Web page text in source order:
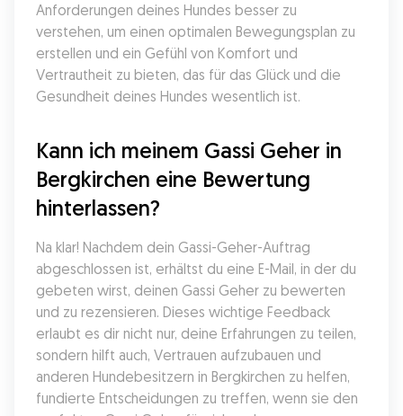
Anforderungen deines Hundes besser zu
verstehen, um einen optimalen Bewegungsplan zu
erstellen und ein Gefühl von Komfort und
Vertrautheit zu bieten, das für das Glück und die
Gesundheit deines Hundes wesentlich ist.
Kann ich meinem Gassi Geher in
Bergkirchen eine Bewertung
hinterlassen?
Na klar! Nachdem dein Gassi-Geher-Auftrag
abgeschlossen ist, erhältst du eine E-Mail, in der du
gebeten wirst, deinen Gassi Geher zu bewerten
und zu rezensieren. Dieses wichtige Feedback
erlaubt es dir nicht nur, deine Erfahrungen zu teilen,
sondern hilft auch, Vertrauen aufzubauen und
anderen Hundebesitzern in Bergkirchen zu helfen,
fundierte Entscheidungen zu treffen, wenn sie den